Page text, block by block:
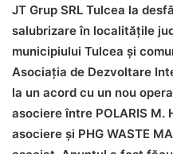
JT Grup SRL Tulcea la
salubrizare în localitățile
municipiului Tulcea și
Asociația de Dezvoltare
la un acord cu un nou
asociere între POLARIS M.
asociere și PHG WASTE